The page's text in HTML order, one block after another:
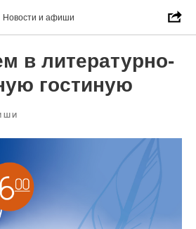
Новости и афиши
в литературно-
гостиную